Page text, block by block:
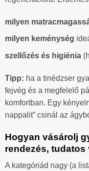
milyen
milyen keménység
szellőzés és higiénia
Tipp: ha a tinédzser
fejvég és a megfelelő
komfortban. Egy
nappalit” csinál az
Hogyan vásárolj
rendezés, tudatos
A kategóriád nagy (a